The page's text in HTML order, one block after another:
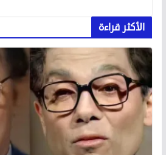
الأكثر قراءة